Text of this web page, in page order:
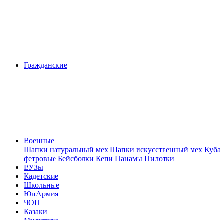
Гражданские
Военные
Шапки натуральный мех Шапки искусственный мех
фетровые Бейсболки Кепи Панамы Пилотки
ВУЗы
Кадетские
Школьные
ЮнАрмия
ЧОП
Казаки